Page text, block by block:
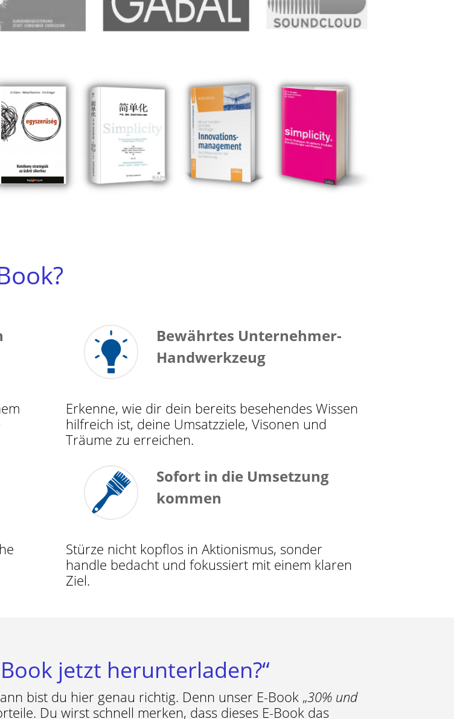
Bewährtes Unternehmer-
Handwerkzeug
Erkenne, wie dir dein bereits besehendes Wissen
hilfreich ist, deine Umsatzziele, Visonen und
Träume zu erreichen.
Sofort in die Umsetzung
kommen
Stürze nicht kopflos in Aktionismus, sonder
handle bedacht und fokussiert mit einem klaren
Ziel.
jetzt herunterladen?“
bist du hier genau richtig. Denn unser E-Book „30% und
Du wirst schnell merken, dass dieses E-Book das